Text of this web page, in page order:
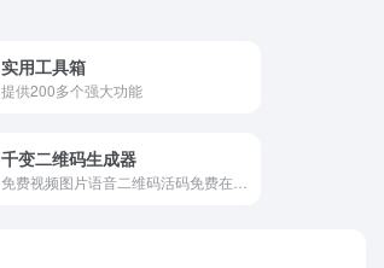
实用工具箱
提供200多个强大功能
千变二维码生成器